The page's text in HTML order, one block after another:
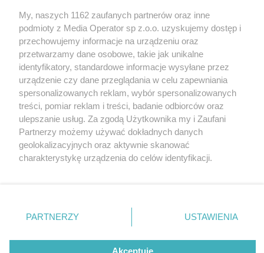
5 / 0
Wydawca mediów lokalnych
Nie zapomnij
zapoznać się z:
polityką prywatności regulamin korzystania z portali
Twojemiasto
Piekary Śląskie
Chorzów
Tarnowskie Góry
Gliwice
Skontakuj sięz nami
Kontakt
Wydawca
Redakcja
My, naszych 1162 zaufanych partnerów oraz inne
podmioty z Media Operator sp z.o.o. uzyskujemy dostęp i
przechowujemy informacje na urządzeniu oraz
przetwarzamy dane osobowe, takie jak unikalne
identyfikatory, standardowe informacje wysyłane przez
urządzenie czy dane przeglądania w celu zapewniania
spersonalizowanych reklam, wybór spersonalizowanych
treści, pomiar reklam i treści, badanie odbiorców oraz
ulepszanie usług. Za zgodą Użytkownika my i Zaufani
Partnerzy możemy używać dokładnych danych
geolokalizacyjnych oraz aktywnie skanować
charakterystykę urządzenia do celów identyfikacji.
zmienić/wycofać klikając przycisk ustawień prywatności
znajdujący się w lewym dolnym rogu strony
rodzaje przetwarzania danych nie wymagają zgody
użytkownika, ale masz prawo sprzeciwić się takiemu
PARTNERZY USTAWIENIA
Akceptuję